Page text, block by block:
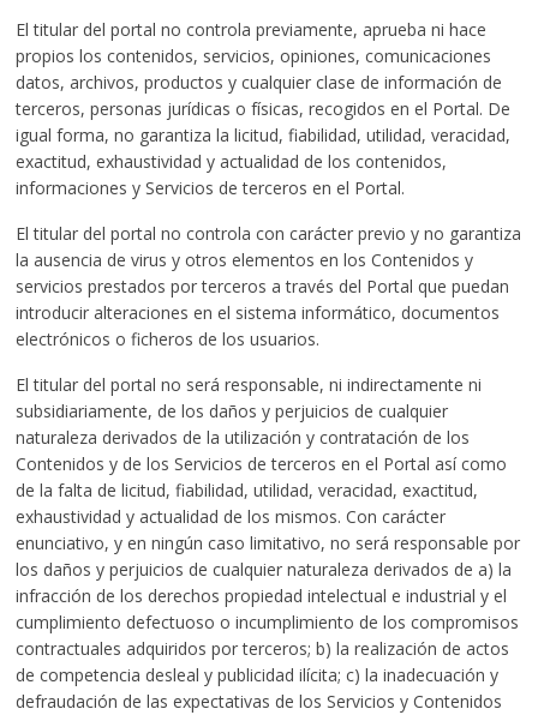
El titular del portal no controla previamente, aprueba ni hace
propios los contenidos, servicios, opiniones, comunicaciones
datos, archivos, productos y cualquier clase de información de
terceros, personas jurídicas o físicas, recogidos en el Portal. De
igual forma, no garantiza la licitud, fiabilidad, utilidad, veracidad,
exactitud, exhaustividad y actualidad de los contenidos,
informaciones y Servicios de terceros en el Portal.
El titular del portal no controla con carácter previo y no garantiza
la ausencia de virus y otros elementos en los Contenidos y
servicios prestados por terceros a través del Portal que puedan
introducir alteraciones en el sistema informático, documentos
electrónicos o ficheros de los usuarios.
El titular del portal no será responsable, ni indirectamente ni
subsidiariamente, de los daños y perjuicios de cualquier
naturaleza derivados de la utilización y contratación de los
Contenidos y de los Servicios de terceros en el Portal así como
de la falta de licitud, fiabilidad, utilidad, veracidad, exactitud,
exhaustividad y actualidad de los mismos. Con carácter
enunciativo, y en ningún caso limitativo, no será responsable por
los daños y perjuicios de cualquier naturaleza derivados de a) la
infracción de los derechos propiedad intelectual e industrial y el
cumplimiento defectuoso o incumplimiento de los compromisos
contractuales adquiridos por terceros; b) la realización de actos
de competencia desleal y publicidad ilícita; c) la inadecuación y
defraudación de las expectativas de los Servicios y Contenidos